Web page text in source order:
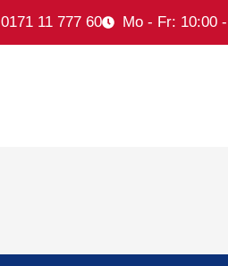
0171 11 777 60 Mo - Fr: 10:00